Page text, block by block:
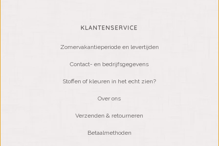
KLANTENSERVICE
Zomervakantieperiode en levertijden
Contact- en bedrijfsgegevens
Stoffen of kleuren in het echt zien?
Over ons
Verzenden & retourneren
Betaalmethoden